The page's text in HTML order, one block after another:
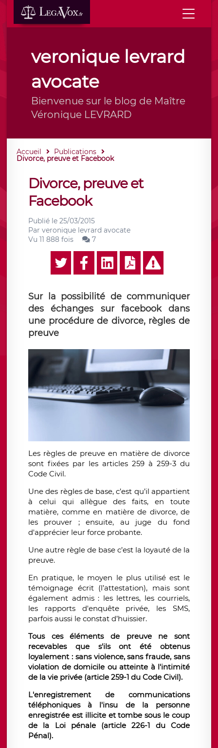
veronique levrard
avocate
Bienvenue sur le blog de Maître
Véronique LEVRARD
Accueil Publications
Divorce, preuve et Facebook
Divorce, preuve et
Facebook
Publié le 25/03/2015
Par veronique levrard avocate
Vu 11 888 fois
7
Sur la possibilité de communiquer
des échanges sur facebook dans
une procédure de divorce, règles de
preuve
Les règles de preuve en matière de divorce
sont fixées par les articles 259 à 259-3 du
Code Civil.
Une des règles de base, c’est qu’il appartient
à celui qui allègue des faits, en toute
matière, comme en matière de divorce, de
les prouver ; ensuite, au juge du fond
d'apprécier leur force probante.
Une autre règle de base c’est la loyauté de la
preuve.
En pratique, le moyen le plus utilisé est le
témoignage écrit (l’attestation), mais sont
également admis : les lettres, les courriels,
les rapports d'enquête privée, les SMS,
parfois aussi le constat d’huissier.
Tous ces éléments de preuve ne sont
recevables que s'ils ont été obtenus
loyalement : sans violence, sans fraude, sans
violation de domicile ou atteinte à l'intimité
de la vie privée (article 259-1 du Code Civil).
L'enregistrement de communications
téléphoniques à l'insu de la personne
enregistrée est illicite et tombe sous le coup
de la Loi pénale (article 226-1 du Code
Pénal).